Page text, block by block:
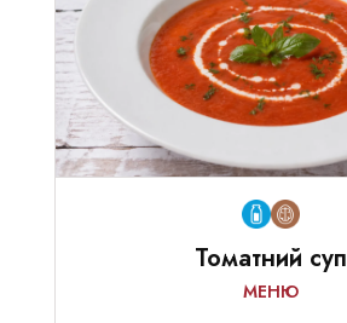
Томатний суп
МЕНЮ